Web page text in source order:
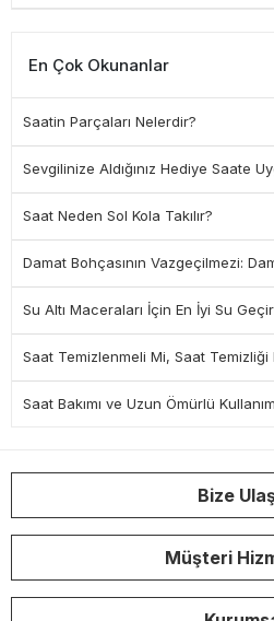
En Çok Okunanlar
Saatin Parçaları Nelerdir?
Sevgilinize Aldığınız Hediye Saate
Saat Neden Sol Kola Takılır?
Damat Bohçasının Vazgeçilmezi:
Su Altı Maceraları İçin En İyi Su
Saat Temizlenmeli Mi, Saat Temizliği
Saat Bakımı ve Uzun Ömürlü
Bize
Müşteri